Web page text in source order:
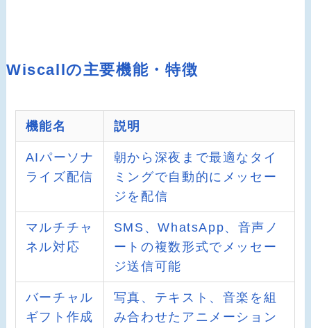
Wiscallの主要機能・特徴
機能名 説明
AIパーソナ
ライズ配信
朝から深夜まで最適なタイ
ミングで自動的にメッセー
ジを配信
マルチチャ
ネル対応
SMS、WhatsApp、音声ノ
ートの複数形式でメッセー
ジ送信可能
バーチャル
ギフト作成
写真、テキスト、音楽を組
み合わせたアニメーション